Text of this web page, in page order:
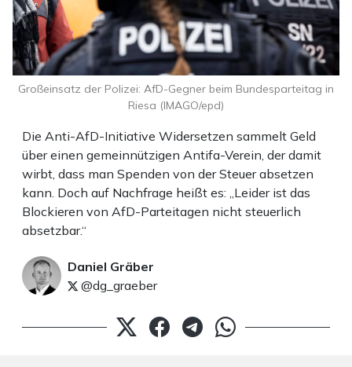
Die Anti-AfD-Initiative Widersetzen sammelt Geld
über einen gemeinnützigen Antifa-Verein, der damit
wirbt, dass man Spenden von der Steuer absetzen
kann. Doch auf Nachfrage heißt es: „Leider ist das
Blockieren von AfD-Parteitagen nicht steuerlich
absetzbar.“
Daniel Gräber
@dg_graeber
Großeinsatz der Polizei: AfD-Gegner beim Bundesparteitag in
Riesa (IMAGO/epd)